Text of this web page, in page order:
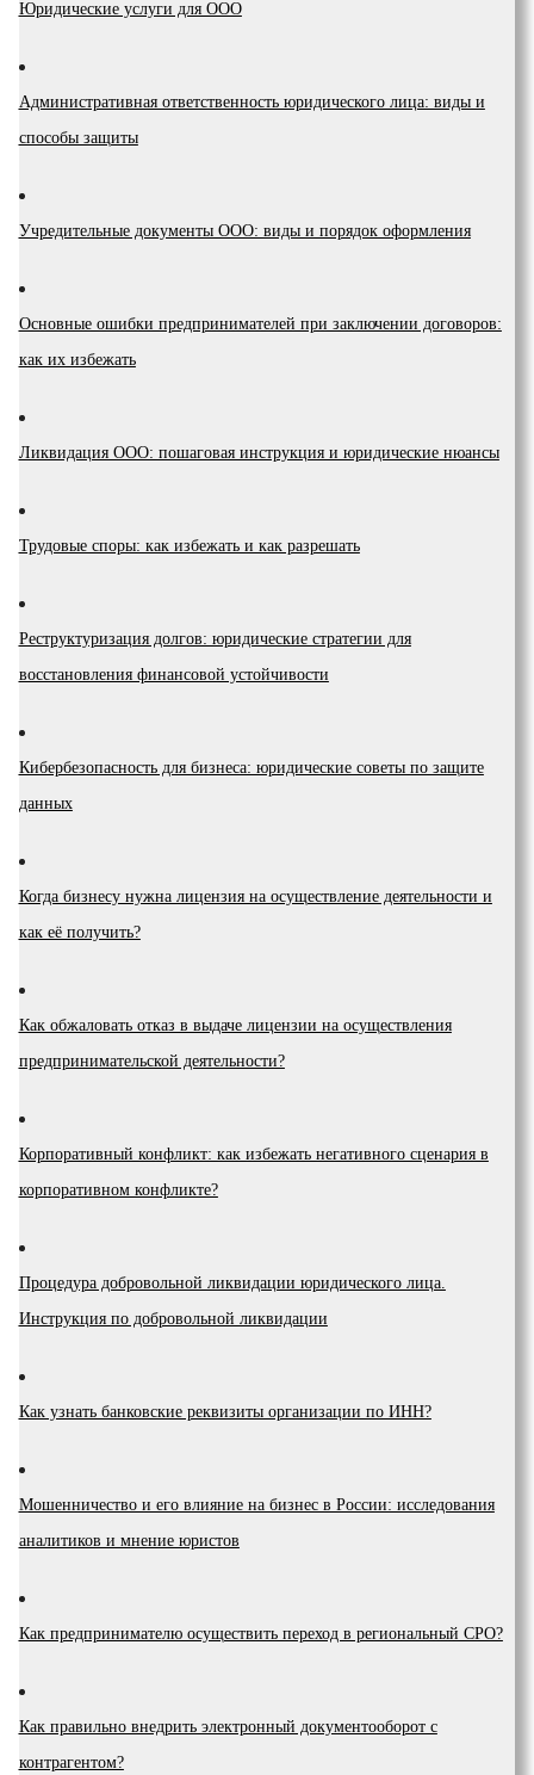
Юридические услуги для ООО
Административная ответственность юридического лица: виды и
способы защиты
Учредительные документы ООО: виды и порядок оформления
Основные ошибки предпринимателей при заключении договоров:
как их избежать
Ликвидация ООО: пошаговая инструкция и юридические нюансы
Трудовые споры: как избежать и как разрешать
Реструктуризация долгов: юридические стратегии для
восстановления финансовой устойчивости
Кибербезопасность для бизнеса: юридические советы по защите
данных
Когда бизнесу нужна лицензия на осуществление деятельности и
как её получить?
Как обжаловать отказ в выдаче лицензии на осуществления
предпринимательской деятельности?
Корпоративный конфликт: как избежать негативного сценария в
корпоративном конфликте?
Процедура добровольной ликвидации юридического лица.
Инструкция по добровольной ликвидации
Как узнать банковские реквизиты организации по ИНН?
Мошенничество и его влияние на бизнес в России: исследования
аналитиков и мнение юристов
Как предпринимателю осуществить переход в региональный СРО?
Как правильно внедрить электронный документооборот с
контрагентом?